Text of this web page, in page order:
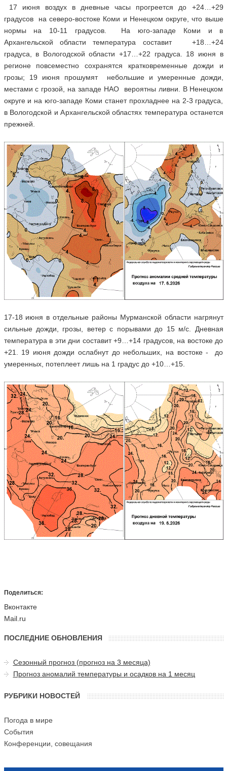
17 июня воздух в дневные часы прогреется до +24…+29
градусов на северо-востоке Коми и Ненецком округе, что выше
нормы на 10-11 градусов. На юго-западе Коми и в
Архангельской области температура составит +18…+24
градуса, в Вологодской области +17…+22 градуса. 18 июня в
регионе повсеместно сохранятся кратковременные дожди и
грозы; 19 июня прошумят небольшие и умеренные дожди,
местами с грозой, на западе НАО вероятны ливни. В Ненецком
округе и на юго-западе Коми станет прохладнее на 2-3 градуса,
в Вологодской и Архангельской областях температура останется
прежней.
17-18 июня в отдельные районы Мурманской области нагрянут
сильные дожди, грозы, ветер с порывами до 15 м/с. Дневная
температура в эти дни составит +9…+14 градусов, на востоке до
+21. 19 июня дожди ослабнут до небольших, на востоке - до
умеренных, потеплеет лишь на 1 градус до +10…+15.
Поделиться:
Вконтакте
Mail.ru
ПОСЛЕДНИЕ ОБНОВЛЕНИЯ
Сезонный прогноз (прогноз на 3 месяца)
Прогноз аномалий температуры и осадков на 1 месяц
РУБРИКИ НОВОСТЕЙ
Погода в мире
События
Конференции, совещания